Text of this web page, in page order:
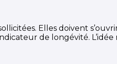
Elles doivent
de longévité.